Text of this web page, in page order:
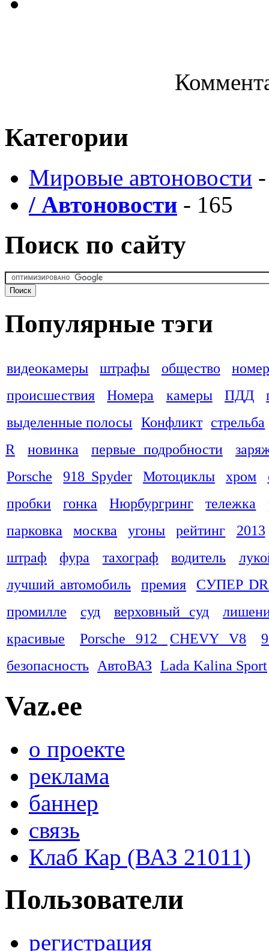
Категории
Мировые автоновости
/ Автоновости - 165
Поиск по сайту
Популярные тэги
видеокамеры штрафы общество
происшествия
Номера камеры ПДД
выделенные полосы Конфликт стрельба
R
новинка первые подробности
Porsche
918 Spyder Мотоциклы хром
пробки
гонка Нюрбургринг тележка
парковка
москва угоны рейтинг
2013
штраф
фура тахограф водитель
лучший автомобиль
премия
СУПЕР
промилле
суд верховный суд
красивые
Porsche 912 CHEVY V8
безопасность АвтоВАЗ Lada Kalina Sport
Vaz.ee
о проекте
реклама
баннер
связь
Клаб Кар (ВАЗ 21011)
Пользователи
регистрация